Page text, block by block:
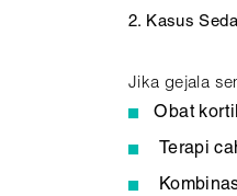
2. Kasus
Jika gejala
Obat
Terapi